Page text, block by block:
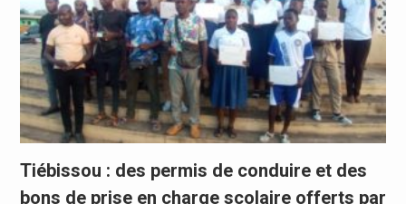
Tiébissou : des permis de conduire et des
bons de prise en charge scolaire offerts par